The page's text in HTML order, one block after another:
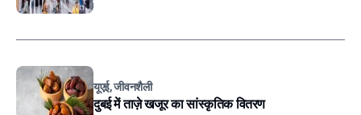
यूएई, जीवनशैली
दुबई में ताज़े खजूर का सांस्कृतिक वितरण